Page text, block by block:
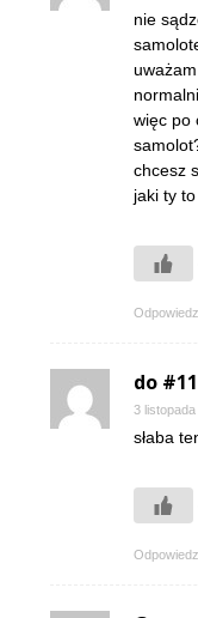
nie
więc po
chcesz
jaki ty
Odpowiedz
do #11
3
słaba
Odpowiedz